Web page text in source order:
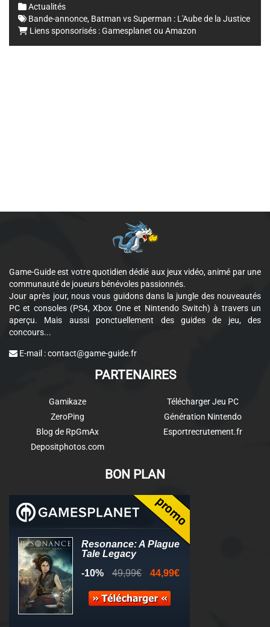
Actualités
Bande-annonce, Batman vs Superman : L'Aube de la Justice
Liens sponsorisés :Gamesplanet ou Amazon
Game-Guide est votre quotidien dédié aux jeux vidéo, animé par une
communauté de joueurs bénévoles passionnés.
Jour après jour, nous vous guidons dans la jungle des nouveautés
PC et consoles (PS4, Xbox One et Nintendo Switch) à travers un
aperçu. Mais aussi ponctuellement des guides de jeu, des
concours...
E-mail :contact@game-guide.fr
PARTENAIRES
Gamikaze
ZeroPing
Blog de RpGmAx
Depositphotos.com
Télécharger Jeu PC
Génération Nintendo
Esportrecrutement.fr
BON PLAN